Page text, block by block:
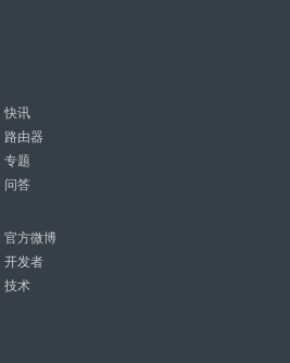
快讯
路由器
专题
问答
官方微博
开发者
技术